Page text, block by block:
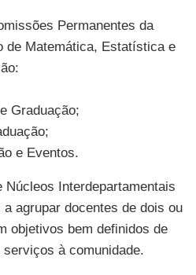
Permanentes da
de Matemática, Estatística e
Graduação;
e Eventos.
Núcleos Interdepartamentais
agrupar docentes de dois ou
objetivos bem definidos de
à comunidade.